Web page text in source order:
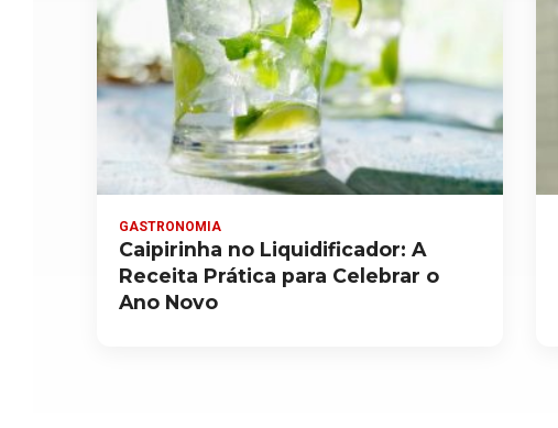
GASTRONOMIA
Caipirinha no Liquidificador: A
Receita Prática para Celebrar o
Ano Novo